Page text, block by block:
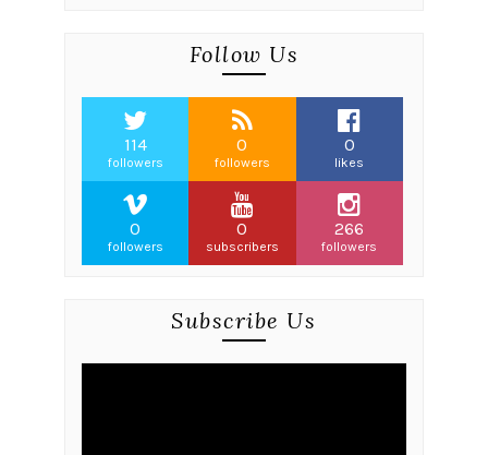
Follow Us
114
followers
0
followers
0
likes
0
followers
0
subscribers
266
followers
Subscribe Us